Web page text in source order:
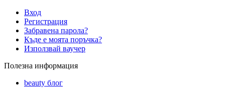
Вход
Регистрация
Забравена парола?
Къде е моята поръчка?
Използвай ваучер
Полезна информация
beauty блог